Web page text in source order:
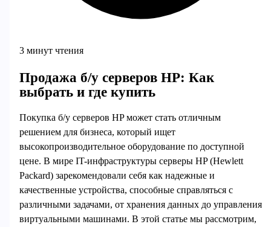
3 минут чтения
Продажа б/у серверов HP: Как
выбрать и где купить
Покупка б/у серверов HP может стать отличным
решением для бизнеса, который ищет
высокопроизводительное оборудование по доступной
цене. В мире IT-инфраструктуры серверы HP (Hewlett
Packard) зарекомендовали себя как надежные и
качественные устройства, способные справляться с
различными задачами, от хранения данных до управления
виртуальными машинами. В этой статье мы рассмотрим,